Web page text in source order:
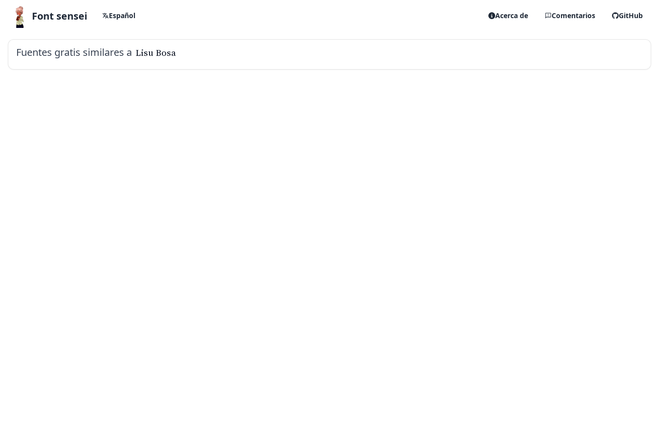
Font sensei Español Acerca de Comentarios GitHub
Fuentes gratis similares a Lisu Bosa